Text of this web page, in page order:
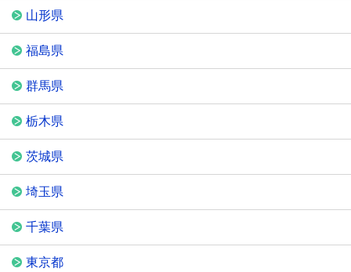
山形県
福島県
群馬県
栃木県
茨城県
埼玉県
千葉県
東京都